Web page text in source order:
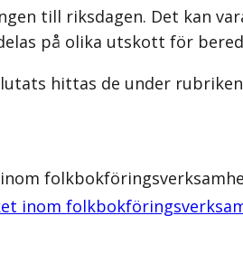
till riksdagen. Det kan
på olika utskott för
hittas de under
inom